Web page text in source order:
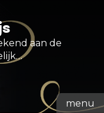
aan de
jaar. De
menu